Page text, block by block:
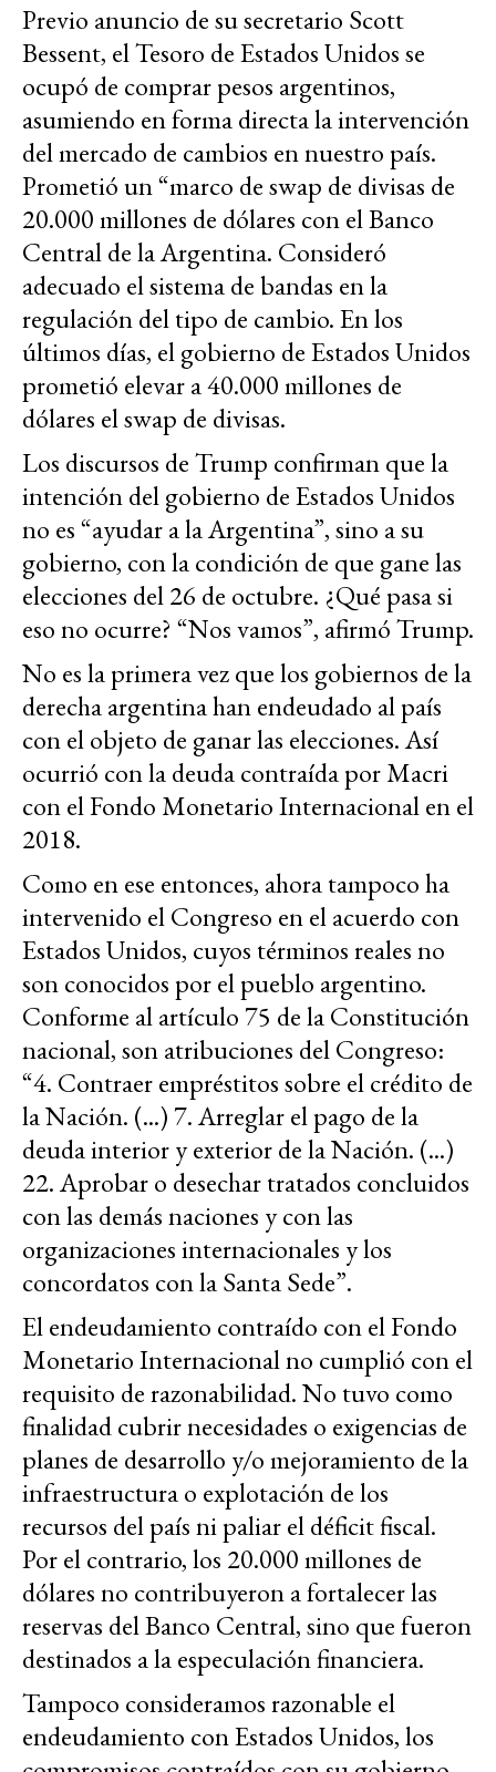
Previo anuncio de su secretario Scott
Bessent, el Tesoro de Estados Unidos se
ocupó de comprar pesos argentinos,
asumiendo en forma directa la intervención
del mercado de cambios en nuestro país.
Prometió un “marco de swap de divisas de
20.000 millones de dólares con el Banco
Central de la Argentina. Consideró
adecuado el sistema de bandas en la
regulación del tipo de cambio. En los
últimos días, el gobierno de Estados Unidos
prometió elevar a 40.000 millones de
dólares el swap de divisas.
Los discursos de Trump confirman que la
intención del gobierno de Estados Unidos
no es “ayudar a la Argentina”, sino a su
gobierno, con la condición de que gane las
elecciones del 26 de octubre. ¿Qué pasa si
eso no ocurre? “Nos vamos”, afirmó Trump.
No es la primera vez que los gobiernos de la
derecha argentina han endeudado al país
con el objeto de ganar las elecciones. Así
ocurrió con la deuda contraída por Macri
con el Fondo Monetario Internacional en el
2018.
Como en ese entonces, ahora tampoco ha
intervenido el Congreso en el acuerdo con
Estados Unidos, cuyos términos reales no
son conocidos por el pueblo argentino.
Conforme al artículo 75 de la Constitución
nacional, son atribuciones del Congreso:
“4. Contraer empréstitos sobre el crédito de
la Nación. (...) 7. Arreglar el pago de la
deuda interior y exterior de la Nación. (...)
22. Aprobar o desechar tratados concluidos
con las demás naciones y con las
organizaciones internacionales y los
concordatos con la Santa Sede”.
El endeudamiento contraído con el Fondo
Monetario Internacional no cumplió con el
requisito de razonabilidad. No tuvo como
finalidad cubrir necesidades o exigencias de
planes de desarrollo y/o mejoramiento de la
infraestructura o explotación de los
recursos del país ni paliar el déficit fiscal.
Por el contrario, los 20.000 millones de
dólares no contribuyeron a fortalecer las
reservas del Banco Central, sino que fueron
destinados a la especulación financiera.
Tampoco consideramos razonable el
endeudamiento con Estados Unidos, los